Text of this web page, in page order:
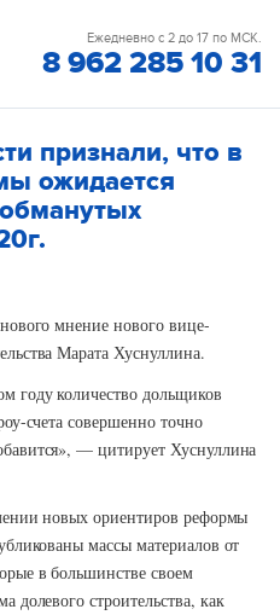
Ежедневно с 2 до 17 по МСК.
8 962 285 10 31
признали, что в
ожидается
мнение нового вице-
Марата Хуснуллина.
году количество дольщиков
счета совершенно точно
— цитирует Хуснуллина
новых ориентиров реформы
массы материалов от
в большинстве своем
долевого строительства, как